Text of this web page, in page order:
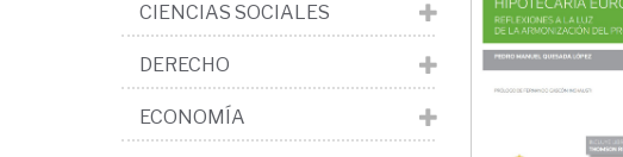
CIENCIAS SOCIALES
DERECHO
ECONOMÍA